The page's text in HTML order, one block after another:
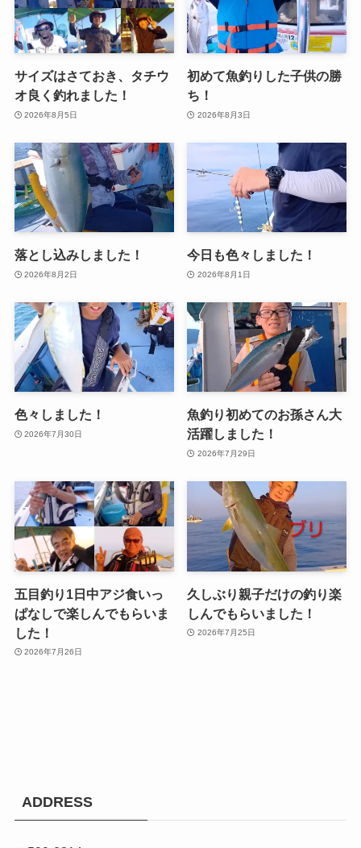
サイズはさておき、タチウ
オ良く釣れました！
2026年8月5日
初めて魚釣りした子供の勝
ち！
2026年8月3日
落とし込みしました！
2026年8月2日
今日も色々しました！
2026年8月1日
色々しました！
2026年7月30日
魚釣り初めてのお孫さん大
活躍しました！
2026年7月29日
五目釣り1日中アジ食いっ
ぱなしで楽しんでもらいま
した！
2026年7月26日
久しぶり親子だけの釣り楽
しんでもらいました！
2026年7月25日
ADDRESS